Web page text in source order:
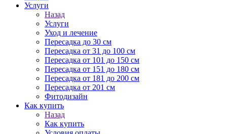
Услуги
Назад
Услуги
Уход и лечение
Пересадка до 30 см
Пересадка от 31 до 100 см
Пересадка от 101 до 150 см
Пересадка от 151 до 180 см
Пересадка от 181 до 200 см
Пересадка от 201 см
Фитодизайн
Как купить
Назад
Как купить